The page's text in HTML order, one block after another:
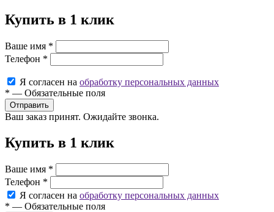
Купить в 1 клик
Ваше имя *
Телефон *
Я согласен на обработку персональных данных
* — Обязательные поля
Ваш заказ принят. Ожидайте звонка.
Купить в 1 клик
Ваше имя *
Телефон *
Я согласен на обработку персональных данных
* — Обязательные поля